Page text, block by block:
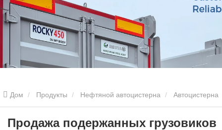
Дом Продукты Нефтяной автоцистерна Автоцистерна
емкостью 25000 л
Продажа подержанных грузовиков